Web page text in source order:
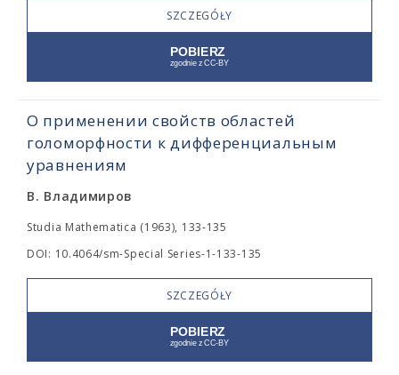
SZCZEGÓŁY
О применении свойств областей
голоморфности к дифференциальным
уравнениям
В. Владимиров
Studia Mathematica (1963), 133-135
DOI: 10.4064/sm-Special Series-1-133-135
SZCZEGÓŁY